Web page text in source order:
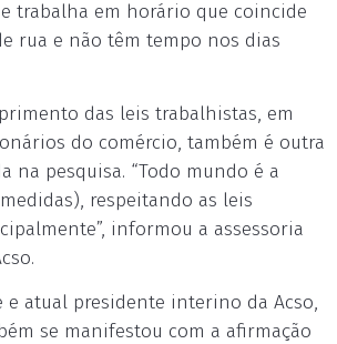
trabalha em horário que coincide
rua e não têm tempo nos dias
das leis trabalhistas, em
do comércio, também é outra
na pesquisa. “Todo mundo é a
respeitando as leis
informou a assessoria
e atual presidente interino da Acso,
se manifestou com a afirmação